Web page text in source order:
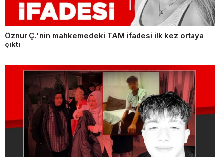
Öznur Ç.'nin mahkemedeki TAM ifadesi ilk kez ortaya
çıktı